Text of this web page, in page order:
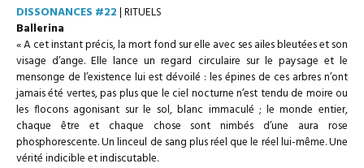
DISSONANCES #22| RITUELS
Ballerina
« A cet instant précis, la mort fond sur elle avec ses ailes bleutées et son
visage d’ange. Elle lance un regard circulaire sur le paysage et le
mensonge de l’existence lui est dévoilé : les épines de ces arbres n’ont
jamais été vertes, pas plus que le ciel nocturne n’est tendu de moire ou
les flocons agonisant sur le sol, blanc immaculé ; le monde entier,
chaque être et chaque chose sont nimbés d’une aura rose
phosphorescente. Un linceul de sang plus réel que le réel lui-même. Une
vérité indicible et indiscutable.